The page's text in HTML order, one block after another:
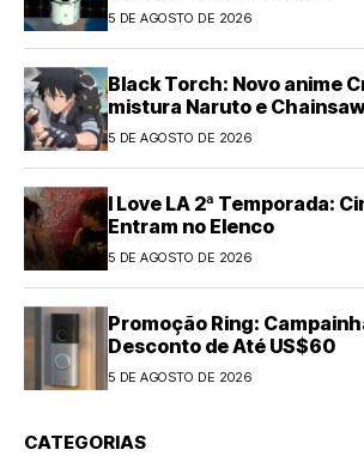
5 DE AGOSTO DE 2026
Black Torch: Novo anime
mistura Naruto e
5 DE AGOSTO DE 2026
I Love LA 2ª Temporada:
Entram no Elenco
5 DE AGOSTO DE 2026
Promoção Ring:
Desconto de Até US$60
5 DE AGOSTO DE 2026
CATEGORIAS